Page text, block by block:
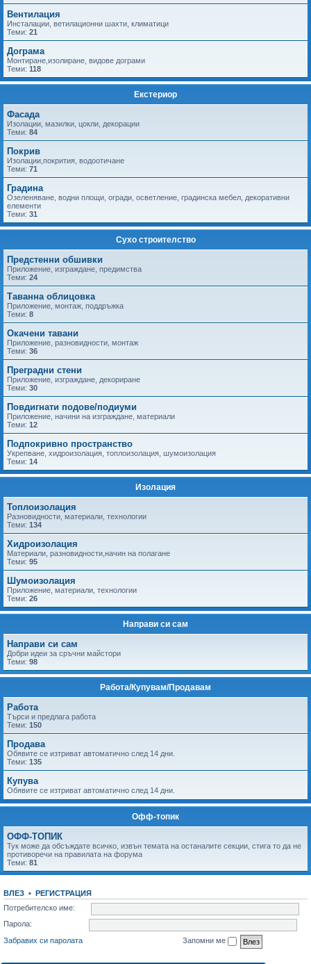
Вентилация
Инсталации, ветилационни шахти, климатици
Теми: 21
Дограма
Монтиране,изолиране, видове дограми
Теми: 118
Екстериор
Фасада
Изолации, мазилки, цокли, декорации
Теми: 84
Покрив
Изолации,покрития, водоотичане
Теми: 71
Градина
Озеленяване, водни площи, огради, осветление, градинска мебел, декоративни
елементи
Теми: 31
Сухо строителство
Предстенни обшивки
Приложение, изграждане, предимства
Теми: 24
Таванна облицовка
Приложение, монтаж, поддръжка
Теми: 8
Окачени тавани
Приложение, разновидности, монтаж
Теми: 36
Преградни стени
Приложение, изграждане, декориране
Теми: 30
Повдигнати подове/подиуми
Приложение, начини на изграждане, материали
Теми: 12
Подпокривно пространство
Укрепване, хидроизолация, топлоизолация, шумоизолация
Теми: 14
Изолация
Топлоизолация
Разновидности, материали, технологии
Теми: 134
Хидроизолация
Материали, разновидности,начин на полагане
Теми: 95
Шумоизолация
Приложение, материали, технологии
Теми: 26
Направи си сам
Направи си сам
Добри идеи за сръчни майстори
Теми: 98
Работа/Купувам/Продавам
Работа
Tърси и предлага работа
Теми: 150
Продава
Обявите се изтриват автоматично след 14 дни.
Теми: 135
Купува
Обявите се изтриват автоматично след 14 дни.
Офф-топик
ОФФ-ТОПИК
Тук може да обсъждате всичко, извън темата на останалите секции, стига то да не
противоречи на правилата на форума
Теми: 81
ВЛЕЗ • РЕГИСТРАЦИЯ
Потребителско име:
Парола:
Забравих си паролата
Запомни ме